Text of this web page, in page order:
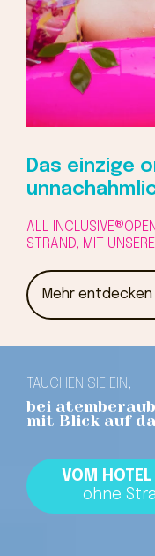
Das einzige
ALL
STRAND, MIT
Mehr entdecken
TAUCHEN SIE EIN,
bei
mit Blick auf
VOM
ohne